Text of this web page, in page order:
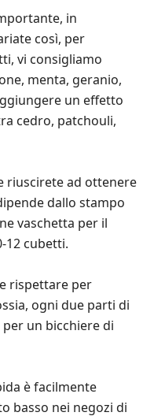
in
così, per
vi consigliamo
menta, geranio,
un effetto
cedro, patchouli,
riuscirete ad ottenere
dallo stampo
vaschetta per il
12 cubetti.
rispettare per
ogni due parti di
un bicchiere di
è facilmente
basso nei negozi di